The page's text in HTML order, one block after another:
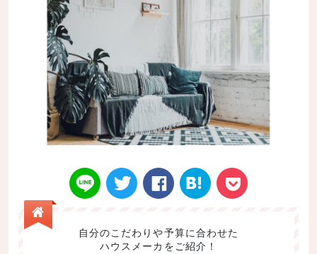
Twitt Face はてなブ
自分のこだわりや予算に合わせた
ハウスメーカをご紹介！